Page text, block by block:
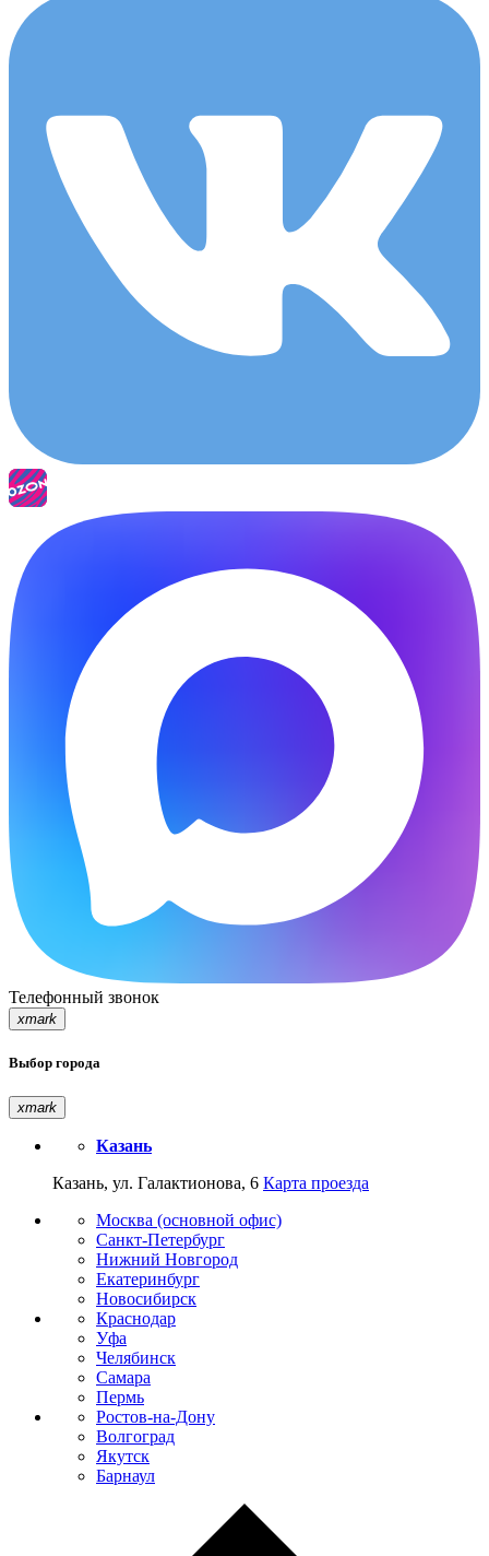
Телефонный звонок
xmark
Выбор города
xmark
Казань
Казань, ул. Галактионова, 6 Карта проезда
Москва (основной офис)
Санкт-Петербург
Нижний Новгород
Екатеринбург
Новосибирск
Краснодар
Уфа
Челябинск
Самара
Пермь
Ростов-на-Дону
Волгоград
Якутск
Барнаул